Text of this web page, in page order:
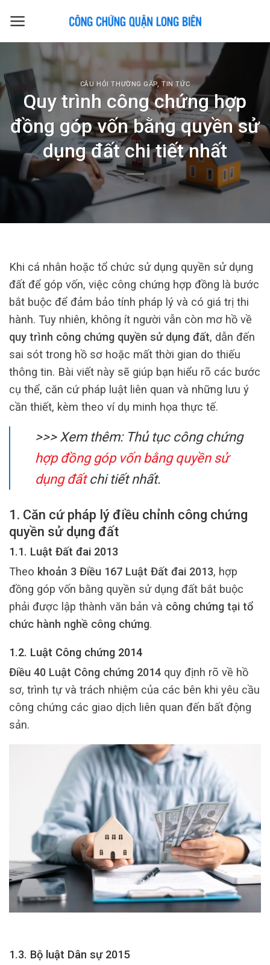
CÂU HỎI THƯỜNG GẶP,TIN TỨC
Quy trình công chứng hợp
đồng góp vốn bằng quyền sử
dụng đất chi tiết nhất
Khi cá nhân hoặc tổ chức sử dụng quyền sử dụng
đất để góp vốn, việc công chứng hợp đồng là bước
bắt buộc để đảm bảo tính pháp lý và có giá trị thi
hành. Tuy nhiên, không ít người vẫn còn mơ hồ về
quy trình công chứng quyền sử dụng đất, dẫn đến
sai sót trong hồ sơ hoặc mất thời gian do thiếu
thông tin. Bài viết này sẽ giúp bạn hiểu rõ các bước
cụ thể, căn cứ pháp luật liên quan và những lưu ý
cần thiết, kèm theo ví dụ minh họa thực tế.
>>> Xem thêm: Thủ tục công chứng
hợp đồng góp vốn bằng quyền sử
dụng đấtchi tiết nhất.
1. Căn cứ pháp lý điều chỉnh công chứng
quyền sử dụng đất
1.1. Luật Đất đai 2013
Theo khoản 3 Điều 167 Luật Đất đai 2013, hợp
đồng góp vốn bằng quyền sử dụng đất bắt buộc
phải được lập thành văn bản và công chứng tại tổ
chức hành nghề công chứng.
1.2. Luật Công chứng 2014
Điều 40 Luật Công chứng 2014 quy định rõ về hồ
sơ, trình tự và trách nhiệm của các bên khi yêu cầu
công chứng các giao dịch liên quan đến bất động
sản.
1.3. Bộ luật Dân sự 2015